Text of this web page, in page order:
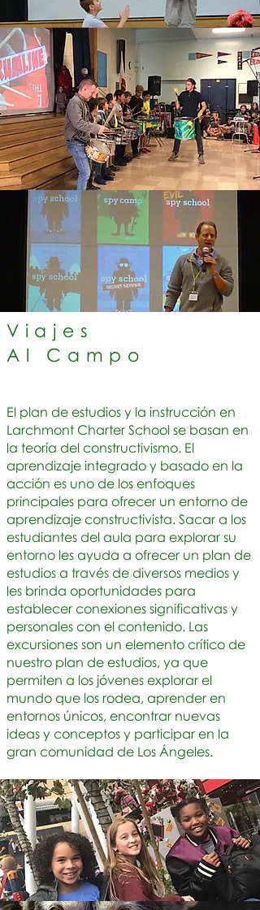
Viajes
Al Campo
El plan de estudios y la instrucción en
Larchmont Charter School se basan en
la teoría del constructivismo. El
aprendizaje integrado y basado en la
acción es uno de los enfoques
principales para ofrecer un entorno de
aprendizaje constructivista. Sacar a los
estudiantes del aula para explorar su
entorno les ayuda a ofrecer un plan de
estudios a través de diversos medios y
les brinda oportunidades para
establecer conexiones significativas y
personales con el contenido. Las
excursiones son un elemento crítico de
nuestro plan de estudios, ya que
permiten a los jóvenes explorar el
mundo que los rodea, aprender en
entornos únicos, encontrar nuevas
ideas y conceptos y participar en la
gran comunidad de Los Ángeles.